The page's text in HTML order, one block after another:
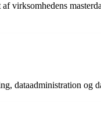
dataadministration og